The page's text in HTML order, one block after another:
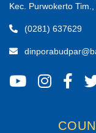
Kec. Purwokerto
(0281) 637629